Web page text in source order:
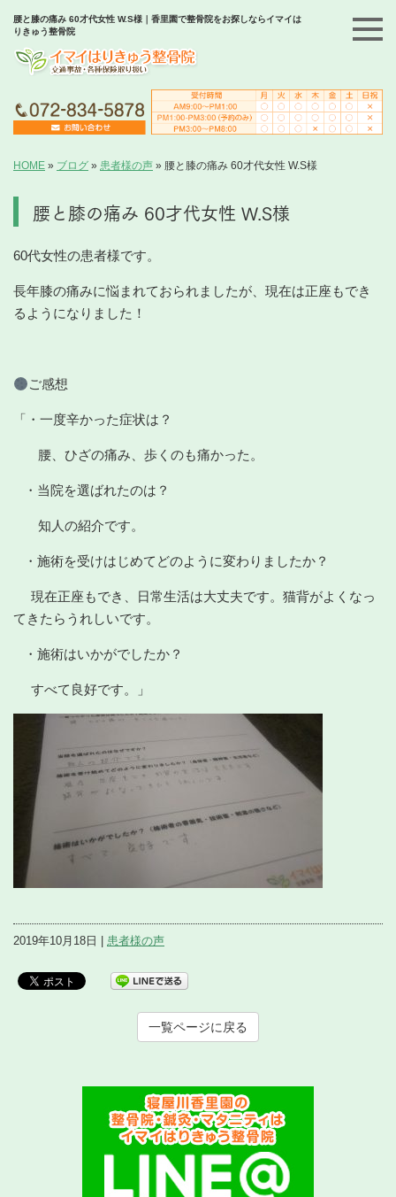
腰と膝の痛み 60才代女性 W.S様｜香里園で整骨院をお探しならイマイは
りきゅう整骨院
HOME » ブログ » 患者様の声 » 腰と膝の痛み 60才代女性 W.S様
腰と膝の痛み 60才代女性 W.S様
60代女性の患者様です。
長年膝の痛みに悩まれておられましたが、現在は正座もでき
るようになりました！
ご感想
「・一度辛かった症状は？
腰、ひざの痛み、歩くのも痛かった。
・当院を選ばれたのは？
知人の紹介です。
・施術を受けはじめてどのように変わりましたか？
現在正座もでき、日常生活は大丈夫です。猫背がよくなっ
てきたらうれしいです。
・施術はいかがでしたか？
すべて良好です。」
2019年10月18日 | 患者様の声
一覧ページに戻る